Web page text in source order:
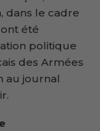
dans le cadre
été
politique
des Armées
au journal